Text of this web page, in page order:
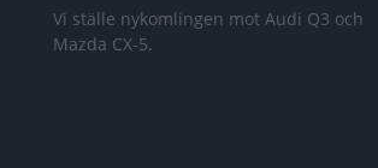
Vi ställe nykomlingen mot Audi Q3 och
Mazda CX-5.